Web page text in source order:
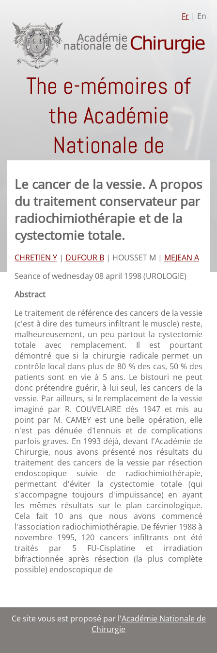
Fr | En
The e-mémoires of
the Académie
Nationale de
Chirurgie
Le cancer de la vessie. A propos
du traitement conservateur par
radiochimiothérapie et de la
cystectomie totale.
CHRETIEN Y | DUFOUR B | HOUSSET M | MEJEAN A
Seance of wednesday 08 april 1998 (UROLOGIE)
Abstract
Le traitement de référence des cancers de la vessie
(c'est à dire des tumeurs infiltrant le muscle) reste,
malheureusement, un peu partout la cystectomie
totale avec remplacement. Il est pourtant
démontré que si la chirurgie radicale permet un
contrôle local dans plus de 80 % des cas, 50 % des
patients sont en vie à 5 ans. Le bistouri ne peut
donc prétendre guérir, à lui seul, les cancers de la
vessie. Par ailleurs, si le remplacement de la vessie
imaginé par R. COUVELAIRE dès 1947 et mis au
point par M. CAMEY est une belle opération, elle
n'est pas dénuée d1ennuis et de complications
parfois graves. En 1993 déjà, devant l'Académie de
Chirurgie, nous avons présenté nos résultats du
traitement des cancers de la vessie par résection
endoscopique suivie de radiochimiothérapie,
permettant d'éviter la cystectomie totale (qui
s'accompagne toujours d'impuissance) en ayant
les mêmes résultats sur le plan carcinologique.
Cela fait 10 ans que nous avons commencé
l'association radiochimiothérapie. De février 1988 à
novembre 1995, 120 cancers infiltrants ont été
traités par 5 FU-Cisplatine et irradiation
bifractionnée après résection (la plus complète
possible) endoscopique de
Ce site vous est proposé par l'Académie Nationale de
Chirurgie